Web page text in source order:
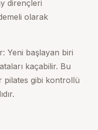
dirençleri
olarak
Yeni başlayan biri
kaçabilir. Bu
pilates gibi kontrollü